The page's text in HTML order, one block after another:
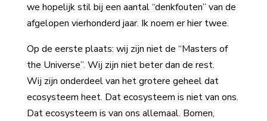
we hopelijk stil bij een aantal “denkfouten” van de
afgelopen vierhonderd jaar. Ik noem er hier twee.
Op de eerste plaats: wij zijn niet de “Masters of
the Universe”. Wij zijn niet beter dan de rest.
Wij zijn onderdeel van het grotere geheel dat
ecosysteem heet. Dat ecosysteem is niet van ons.
Dat ecosysteem is van ons allemaal. Bomen,